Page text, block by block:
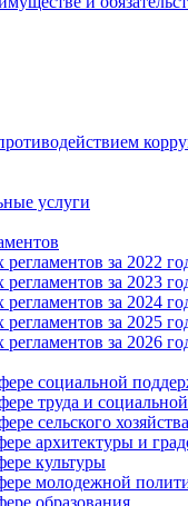
услуги
за 2022
за 2023
за 2024
за 2025
за 2026
социальной
труда и
сельского хозяйства
архитектуры и
культуры
молодежной
образования